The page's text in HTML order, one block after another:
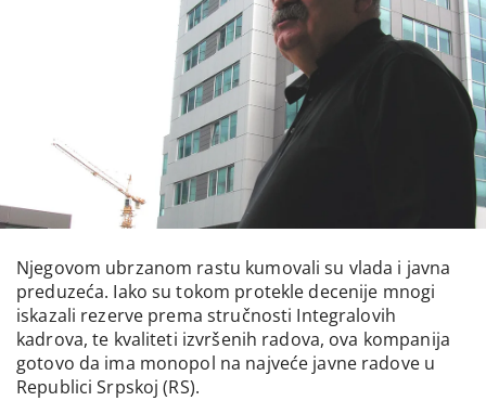
Njegovom ubrzanom rastu kumovali su vlada i javna
preduzeća. Iako su tokom protekle decenije mnogi
iskazali rezerve prema stručnosti Integralovih
kadrova, te kvaliteti izvršenih radova, ova kompanija
gotovo da ima monopol na najveće javne radove u
Republici Srpskoj (RS).